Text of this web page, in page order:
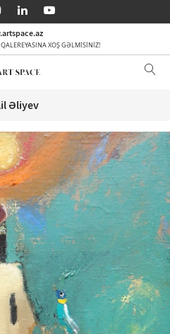
XOŞ GƏLMİSİNİZ!
Əliyev